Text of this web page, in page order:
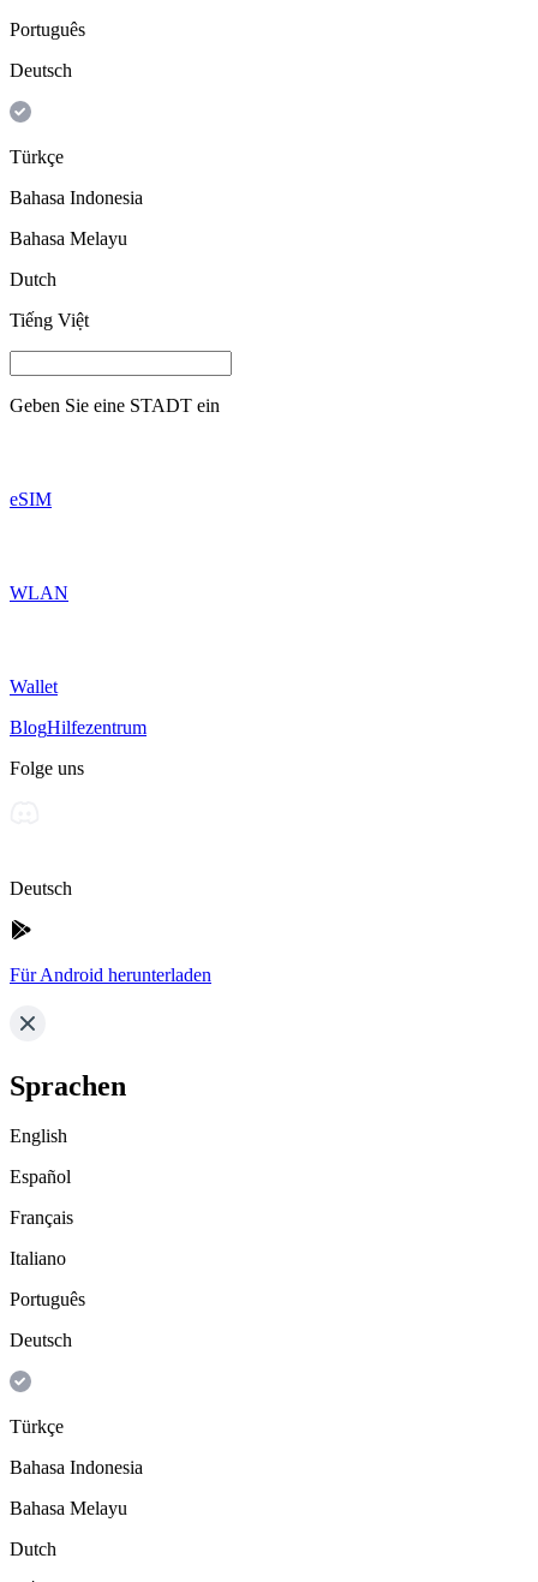
Português
Deutsch
Türkçe
Bahasa Indonesia
Bahasa Melayu
Dutch
Tiếng Việt
Geben Sie eine STADT ein
eSIM
WLAN
Wallet
BlogHilfezentrum
Folge uns
Deutsch
Für Android herunterladen
Sprachen
English
Español
Français
Italiano
Português
Deutsch
Türkçe
Bahasa Indonesia
Bahasa Melayu
Dutch